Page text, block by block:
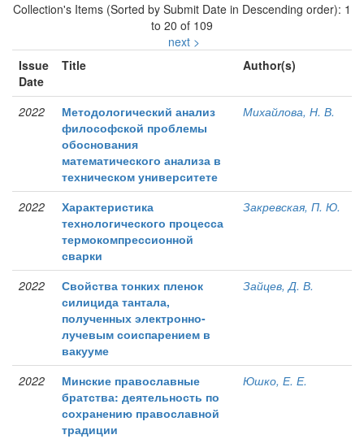
Collection's Items (Sorted by Submit Date in Descending order): 1
to 20 of 109
next >
Issue
Date
Title Author(s)
2022
Методологический анализ
философской проблемы
обоснования
математического анализа в
техническом университете
Михайлова, Н. В.
2022
Характеристика
технологического процесса
термокомпрессионной
сварки
Закревская, П. Ю.
2022
Свойства тонких пленок
силицида тантала,
полученных электронно-
лучевым соиспарением в
вакууме
Зайцев, Д. В.
2022
Минские православные
братства: деятельность по
сохранению православной
традиции
Юшко, Е. Е.